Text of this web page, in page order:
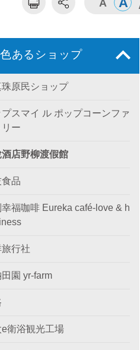
あるショップ
原民ショップ
プスマイ ル ポップコーンファ
リー
店野柳渡假館
品
福咖啡 Eureka café-love & h
旅行社
園 yr-farm
衛浴観光工場